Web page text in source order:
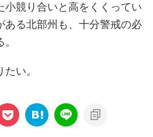
小競り合いと高をくくってい
ある北部州も、十分警戒の必
い。